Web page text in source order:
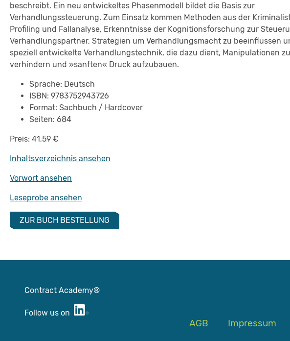
beschreibt. Ein neu entwickeltes Phasenmodell bildet die Basis zur
Verhandlungssteuerung. Zum Einsatz kommen Methoden aus der
Profiling und Fallanalyse, Erkenntnisse der Kognitionsforschung zur
Verhandlungspartner, Strategien um Verhandlungsmacht zu beeinflussen
speziell entwickelte Verhandlungstechnik, die dazu dient, Manipulationen zu
verhindern und »sanften« Druck aufzubauen.
Sprache: Deutsch
ISBN: 9783752943726
Format: Sachbuch / Hardcover
Seiten: 684
Preis: 41,59 €
Inhaltsverzeichnis ansehen
Vorwort ansehen
Leseprobe ansehen
ZUR BUCH BESTELLUNG
Contract Academy®
Follow us on
AGB Impressum